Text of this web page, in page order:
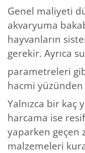
Genel maliyeti
akvaryuma
hayvanların
gerekir. Ayrıca su
parametreleri
hacmi
Yalnızca bir kaç
harcama ise
yaparken geçen
malzemeleri